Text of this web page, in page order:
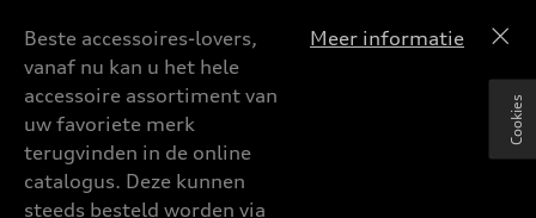
Beste accessoires-lovers,
vanaf nu kan u het hele
accessoire assortiment van
uw favoriete merk
terugvinden in de online
catalogus. Deze kunnen
steeds besteld worden via
Meer informatie
Cookies